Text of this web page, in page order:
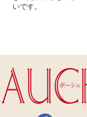
いです。